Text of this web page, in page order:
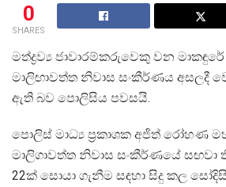
0
SHARES
මත්ද්‍රව්‍ය ජාවාරම්කරුවෙකු වන
මාලිඟාවත්ත නිවාස සංකීර්ණය අසලදී
ඇති බව පොලිසිය පවසයි.
පොලිස් මාධ්‍ය ප්‍රකාශක අජිත් රෝහණ
මාලිගාවත්ත නිවාස සංකීර්ණයේ සඟවා
22ක් සොයා ගැනීම සඳහා සිදු කල